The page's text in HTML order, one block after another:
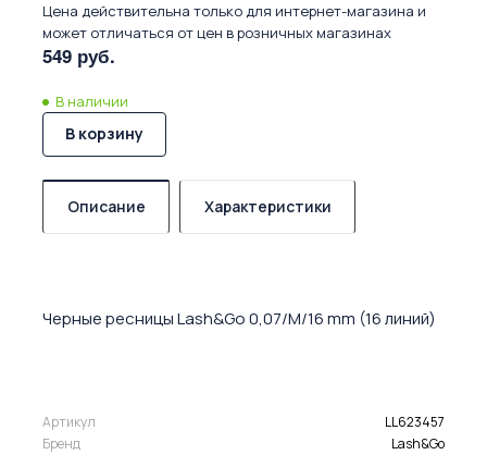
Цена действительна только для интернет-магазина и
может отличаться от цен в розничных магазинах
549 руб.
В наличии
В корзину
Описание Характеристики
Черные ресницы Lash&Go 0,07/M/16 mm (16 линий)
Артикул
LL623457
Бренд
Lash&Go